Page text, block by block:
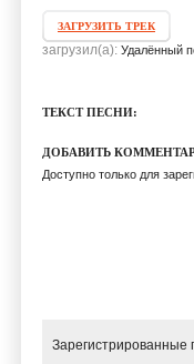
ЗАГРУЗИТЬ ТРЕК
загрузил(а): Удалённый
ТЕКСТ ПЕСНИ:
ДОБАВИТЬ
Доступно только для
Зарегистрированные